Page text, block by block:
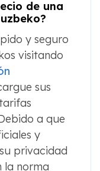
de una
y seguro
visitando
sus
a que
y
privacidad
la norma